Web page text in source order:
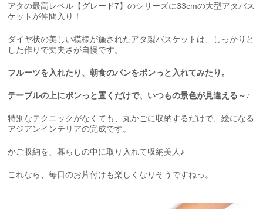
アタの最高レベル【グレード7】のシリーズに33cmの大型アタバス
ケットが仲間入り！
ダイヤ状の美しい模様が施されたアタ製バスケットは、しっかりと
した作りで丈夫さが自慢です。
フルーツを入れたり、朝食のパンをポンっと入れてみたり。
テーブルの上にポンっと置くだけで、いつもの景色が見違える～♪
特別なテクニックがなくても、丸かごに収納するだけで、絵になる
アジアンインテリアの完成です。
かご収納を、暮らしの中に取り入れて収納美人♪
これなら、毎日のお片付けも楽しくなりそうですねっ。